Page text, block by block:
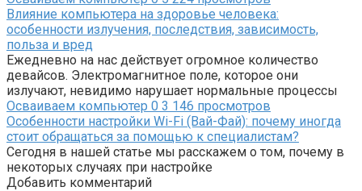
Влияние компьютера на здоровье человека:
особенности излучения, последствия, зависимость,
польза и вред
Ежедневно на нас действует огромное количество
девайсов. Электромагнитное поле, которое они
излучают, невидимо нарушает нормальные процессы
Осваиваем компьютер 0 3 146 просмотров
Особенности настройки Wi-Fi (Вай-Фай): почему иногда
стоит обращаться за помощью к специалистам?
Сегодня в нашей статье мы расскажем о том, почему в
некоторых случаях при настройке
Добавить комментарий